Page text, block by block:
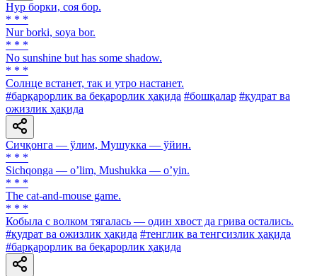
Нур борки, соя бор.
* * *
Nur borki, soya bor.
* * *
No sunshine but has some shadow.
* * *
Солнце встанет, так и утро настанет.
#барқарорлик ва беқарорлик ҳақида #бошқалар #қудрат ва
ожизлик ҳақида
Сичқонга — ўлим, Мушукка — ўйин.
* * *
Sichqonga — oʼlim, Mushukka — oʼyin.
* * *
The cat-and-mouse game.
* * *
Кобыла с волком тягалась — один хвост да грива остались.
#қудрат ва ожизлик ҳақида #тенглик ва тенгсизлик ҳақида
#барқарорлик ва беқарорлик ҳақида